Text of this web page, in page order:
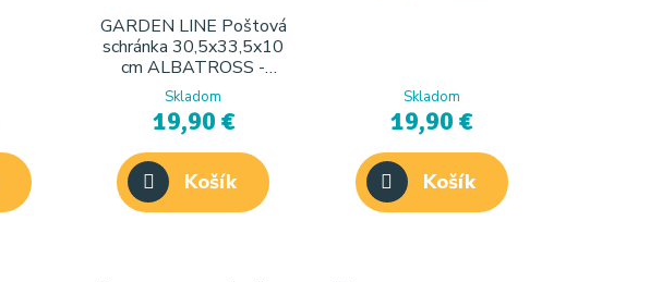
GARDEN LINE Poštová
schránka 30,5x33,5x10
cm ALBATROSS -
strieborná
Skladom
19,90 €
Košík
Skladom
19,90 €
Košík